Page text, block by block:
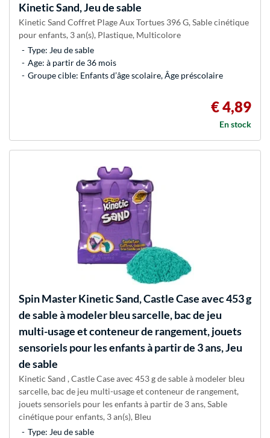
Kinetic Sand, Jeu de sable
Kinetic Sand Coffret Plage Aux Tortues 396 G, Sable cinétique
pour enfants, 3 an(s), Plastique, Multicolore
Type: Jeu de sable
Age: à partir de 36 mois
Groupe cible: Enfants d’âge scolaire, Âge préscolaire
€ 4,89
En stock
Spin MasterKinetic Sand, Castle Case avec 453 g
de sable à modeler bleu sarcelle, bac de jeu
multi-usage et conteneur de rangement, jouets
sensoriels pour les enfants à partir de 3 ans, Jeu
de sable
Kinetic Sand , Castle Case avec 453 g de sable à modeler bleu
sarcelle, bac de jeu multi-usage et conteneur de rangement,
jouets sensoriels pour les enfants à partir de 3 ans, Sable
cinétique pour enfants, 3 an(s), Bleu
Type: Jeu de sable